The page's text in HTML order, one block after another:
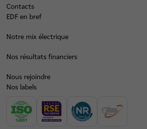
Contacts
EDF en bref
Notre mix électrique
Nos résultats financiers
Nous rejoindre
Nos labels